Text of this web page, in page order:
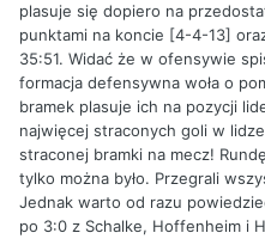
plasuje się dopiero na
punktami na koncie [4-4-13]
35:51. Widać że w ofensywie
formacja defensywna woła o
bramek plasuje ich na pozycji
najwięcej straconych goli w
straconej bramki na mecz!
tylko można było. Przegrali
Jednak warto od razu
po 3:0 z Schalke, Hoffenheim i